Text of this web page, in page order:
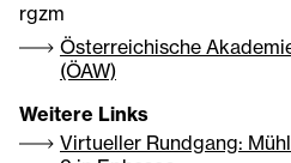
rgzm
Österreichische
(ÖAW)
Weitere Links
Virtueller Rundgang: